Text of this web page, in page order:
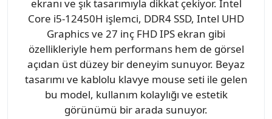
ekranı ve şık tasarımıyla dikkat çekiyor. Intel
Core i5-12450H işlemci, DDR4 SSD, Intel UHD
Graphics ve 27 inç FHD IPS ekran gibi
özellikleriyle hem performans hem de görsel
açıdan üst düzey bir deneyim sunuyor. Beyaz
tasarımı ve kablolu klavye mouse seti ile gelen
bu model, kullanım kolaylığı ve estetik
görünümü bir arada sunuyor.